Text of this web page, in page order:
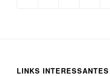
LINKS INTERESSANTES